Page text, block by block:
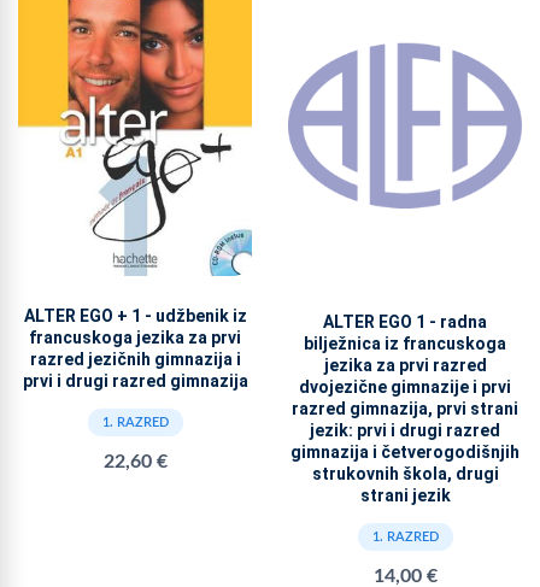
ALTER EGO + 1 - udžbenik iz
francuskoga jezika za prvi
razred jezičnih gimnazija i
prvi i drugi razred gimnazija
1. RAZRED
22,60 €
ALTER EGO 1 - radna
bilježnica iz francuskoga
jezika za prvi razred
dvojezične gimnazije i prvi
razred gimnazija, prvi strani
jezik: prvi i drugi razred
gimnazija i četverogodišnjih
strukovnih škola, drugi
strani jezik
1. RAZRED
14,00 €